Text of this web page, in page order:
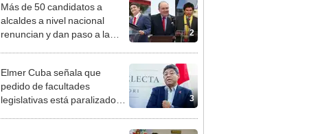
2
Más de 50 candidatos a
alcaldes a nivel nacional
renuncian y dan paso a la
3
Elmer Cuba señala que
pedido de facultades
legislativas está paralizado